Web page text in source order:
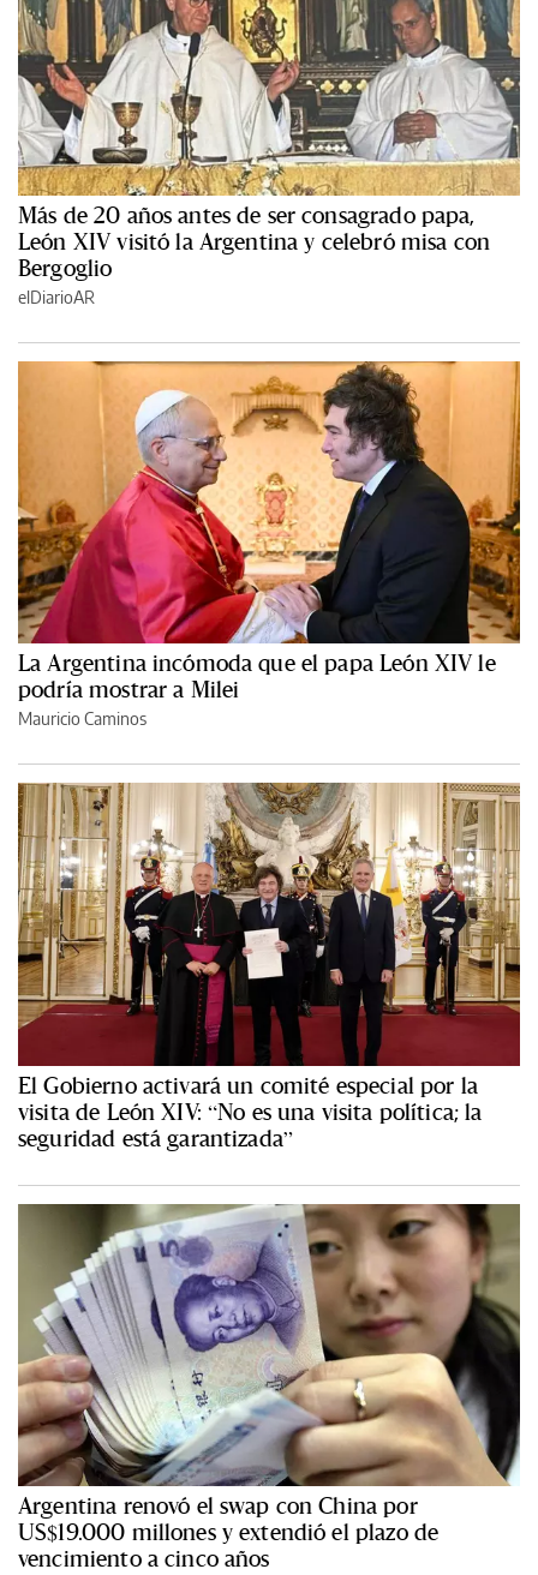
Más de 20 años antes de ser consagrado papa,
León XIV visitó la Argentina y celebró misa con
Bergoglio
elDiarioAR
La Argentina incómoda que el papa León XIV le
podría mostrar a Milei
Mauricio Caminos
El Gobierno activará un comité especial por la
visita de León XIV: “No es una visita política; la
seguridad está garantizada”
Argentina renovó el swap con China por
US$19.000 millones y extendió el plazo de
vencimiento a cinco años